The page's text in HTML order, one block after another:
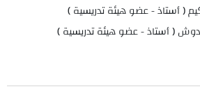
( أستاذ - عضو هيئة تدريسية )
( أستاذ - عضو هيئة تدريسية )